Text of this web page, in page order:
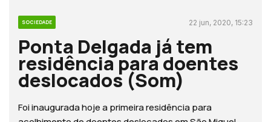
SOCIEDADE 22 jun, 2020, 15:23
Ponta Delgada já tem
residência para doentes
deslocados (Som)
Foi inaugurada hoje a primeira residência para